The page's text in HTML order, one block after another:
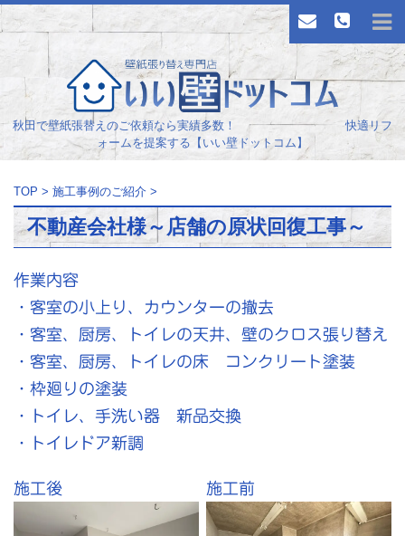
秋田で壁紙張替えのご依頼なら実績多数！ 快適リフ
ォームを提案する【いい壁ドットコム】
TOP > 施工事例のご紹介 >
不動産会社様～店舗の原状回復工事～
作業内容
・客室の小上り、カウンターの撤去
・客室、厨房、トイレの天井、壁のクロス張り替え
・客室、厨房、トイレの床 コンクリート塗装
・枠廻りの塗装
・トイレ、手洗い器 新品交換
・トイレドア新調
施工後 施工前